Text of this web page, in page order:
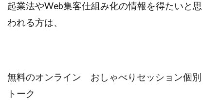
起業法やWeb集客仕組み化の情報を得たいと思
われる方は、
無料のオンライン おしゃべりセッション個別
トーク